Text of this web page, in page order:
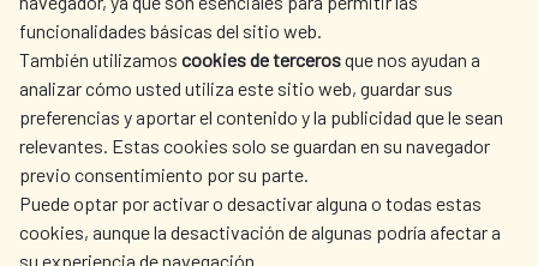
funcionalidades básicas del sitio web.
También utilizamos cookies de tercerosque nos ayudan a
analizar cómo usted utiliza este sitio web, guardar sus
preferencias y aportar el contenido y la publicidad que le sean
relevantes. Estas cookies solo se guardan en su navegador
previo consentimiento por su parte.
Puede optar por activar o desactivar alguna o todas estas
cookies, aunque la desactivación de algunas podría afectar a
su experiencia de navegación.
ACTION
CULTURE AND SCIENCE LIBRARY
OUR SOCIAL MEDIA